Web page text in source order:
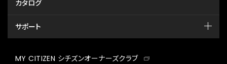
カタログ
サポート
MY CITIZEN シチズンオーナーズクラブ